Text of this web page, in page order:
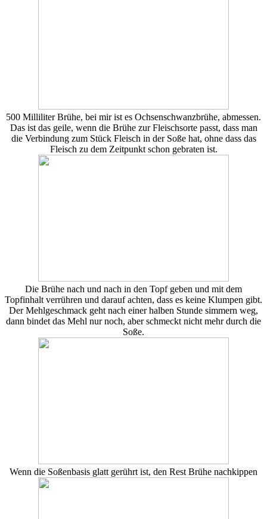
500 Milliliter Brühe, bei mir ist es Ochsenschwanzbrühe, abmessen.
Das ist das geile, wenn die Brühe zur Fleischsorte passt, dass man
die Verbindung zum Stück Fleisch in der Soße hat, ohne dass das
Fleisch zu dem Zeitpunkt schon gebraten ist.
Die Brühe nach und nach in den Topf geben und mit dem
Topfinhalt verrühren und darauf achten, dass es keine Klumpen gibt.
Der Mehlgeschmack geht nach einer halben Stunde simmern weg,
dann bindet das Mehl nur noch, aber schmeckt nicht mehr durch die
Soße.
Wenn die Soßenbasis glatt gerührt ist, den Rest Brühe nachkippen